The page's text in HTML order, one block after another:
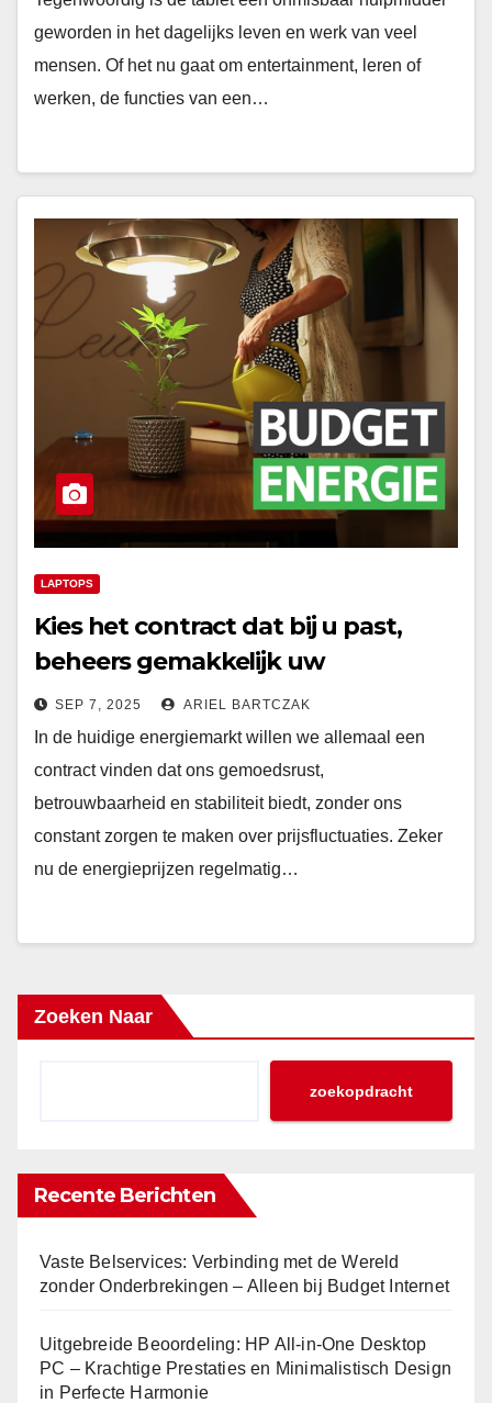
geworden in het dagelijks leven en werk van veel
mensen. Of het nu gaat om entertainment, leren of
werken, de functies van een…
LAPTOPS
Kies het contract dat bij u past,
beheers gemakkelijk uw
energiekosten – Vind het perfecte
plan bij Budget Energie
SEP 7, 2025 ARIEL BARTCZAK
In de huidige energiemarkt willen we allemaal een
contract vinden dat ons gemoedsrust,
betrouwbaarheid en stabiliteit biedt, zonder ons
constant zorgen te maken over prijsfluctuaties. Zeker
nu de energieprijzen regelmatig…
Zoeken Naar
zoekopdracht
Recente Berichten
Vaste Belservices: Verbinding met de Wereld
zonder Onderbrekingen – Alleen bij Budget Internet
Uitgebreide Beoordeling: HP All-in-One Desktop
PC – Krachtige Prestaties en Minimalistisch Design
in Perfecte Harmonie